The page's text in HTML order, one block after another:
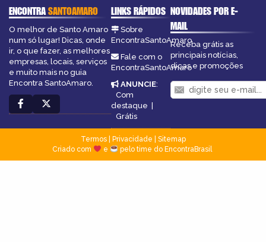
ENCONTRASANTOAMARO
O melhor de Santo Amaro
num só lugar! Dicas, onde
ir, o que fazer, as melhores
empresas, locais, serviços
e muito mais no guia
Encontra SantoAmaro.
LINKS RÁPIDOS
Sobre
EncontraSantoAmaro
Fale com o
EncontraSantoAmaro
ANUNCIE:
Com
destaque
Grátis
NOVIDADES POR E-
MAIL
Receba grátis as
principais notícias,
dicas e promoções
Termos| Privacidade
Sitemap
Criado com
e pelo time do EncontraBrasil